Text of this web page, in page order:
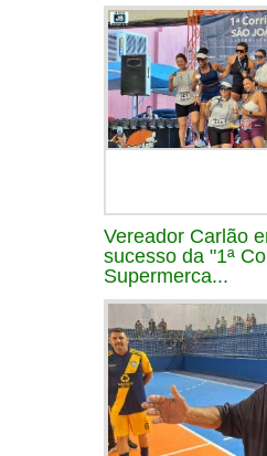
Vereador Carlão
sucesso da "1ª
Supermerca...